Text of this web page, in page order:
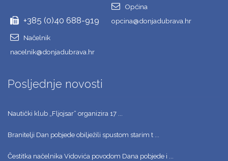
+385 (0)40 688-919
Općina
opcina@donjadubrava.hr
Načelnik
nacelnik@donjadubrava.hr
Posljednje novosti
Nautički klub „Fljojsar“ organizira 17 ...
Branitelji Dan pobjede obilježili spustom starim t ...
Čestitka načelnika Vidovića povodom Dana pobjede i ...